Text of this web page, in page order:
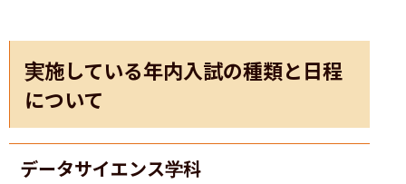
実施している年内入試の種類と日程
について
データサイエンス学科